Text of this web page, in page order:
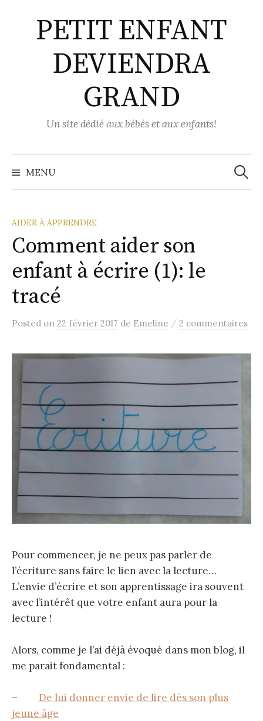
contenuPETIT ENFANT
DEVIENDRA
GRAND
Un site dédié aux bébés et aux enfants!
MENU
AIDER À APPRENDRE
Comment aider son
enfant à écrire (1): le
tracé
Posted on 22 février 2017 de Emeline / 2 commentaires
Pour commencer, je ne peux pas parler de
l’écriture sans faire le lien avec la lecture…
L’envie d’écrire et son apprentissage ira souvent
avec l’intérêt que votre enfant aura pour la
lecture !
Alors, comme je l’ai déjà évoqué dans mon blog, il
me parait fondamental :
– De lui donner envie de lire dès son plus
jeune âge